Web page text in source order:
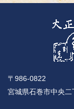
〒986-0822
宮城県石巻市中央二